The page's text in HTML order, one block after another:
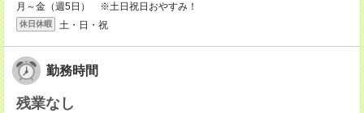
月～金（週5日） ※土日祝日おやすみ！
休日休暇 土・日・祝
勤務時間
残業なし